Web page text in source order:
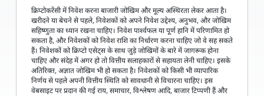
क्रिप्टोकरेंसी में निवेश करना बाजारी जोखिम और मूल्य अस्थिरता लेकर आता है।
खरीदने या बेचने से पहले, निवेशकों को अपने निवेश उद्देश्य, अनुभव, और जोखिम
सहिष्णुता का ध्यान रखना चाहिए। निवेश पार्श्वफल या पूर्ण हानि में परिणामित हो
सकता है, और निवेशकों को निवेश राशि का निर्धारण करना चाहिए जो वे सह सकते
हैं। निवेशकों को क्रिप्टो एसेट्स के साथ जुड़े जोखिमों के बारे में जागरूक होना
चाहिए और संदेह में अगर हो तो वित्तीय सलाहकारों से सहायता लेनी चाहिए। इसके
अतिरिक्त, अज्ञात जोखिम भी हो सकता है। निवेशकों को किसी भी व्यापारिक
निर्णय से पहले अपनी वित्तीय स्थिति को सावधानी से विचारना चाहिए। इस
वेबसाइट पर प्रदान की गई राय, समाचार, विश्लेषण आदि, बाजार टिप्पणी हैं और